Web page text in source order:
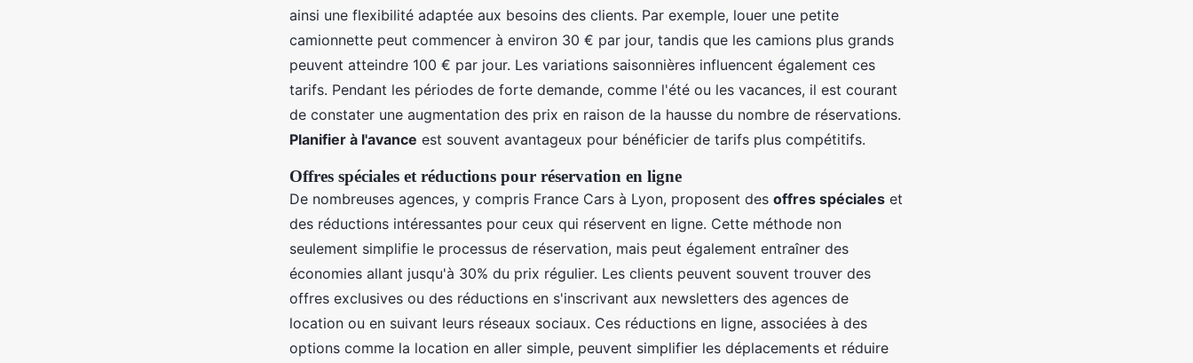
ainsi une flexibilité adaptée aux besoins des clients. Par exemple, louer une petite
camionnette peut commencer à environ 30 € par jour, tandis que les camions plus grands
peuvent atteindre 100 € par jour. Les variations saisonnières influencent également ces
tarifs. Pendant les périodes de forte demande, comme l'été ou les vacances, il est courant
de constater une augmentation des prix en raison de la hausse du nombre de réservations.
Planifier à l'avance est souvent avantageux pour bénéficier de tarifs plus compétitifs.
Offres spéciales et réductions pour réservation en ligne
De nombreuses agences, y compris France Cars à Lyon, proposent des offres spéciales et
des réductions intéressantes pour ceux qui réservent en ligne. Cette méthode non
seulement simplifie le processus de réservation, mais peut également entraîner des
économies allant jusqu'à 30% du prix régulier. Les clients peuvent souvent trouver des
offres exclusives ou des réductions en s'inscrivant aux newsletters des agences de
location ou en suivant leurs réseaux sociaux. Ces réductions en ligne, associées à des
options comme la location en aller simple, peuvent simplifier les déplacements et réduire